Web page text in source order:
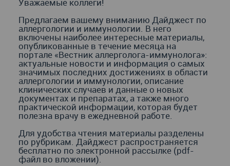
Предлагаем вашему вниманию Дайджест по
аллергологии и иммунологии. В него
включены наиболее интересные материалы,
опубликованные в течение месяца на
портале «Вестник аллерголога-иммунолога»:
актуальные новости и информация о самых
значимых последних достижениях в области
аллергологии и иммунологии, описание
клинических случаев и данные о новых
документах и препаратах, а также много
практической информации, которая будет
полезна врачу в ежедневной работе.
Для удобства чтения материалы разделены
по рубрикам. Дайджест распространяется
бесплатно по электронной рассылке (pdf-
файл во вложении).